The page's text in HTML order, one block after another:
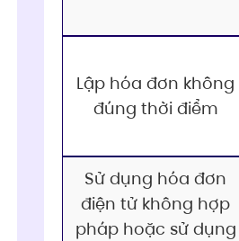
Lập hóa đơn không
đúng thời điểm
Sử dụng hóa đơn
điện tử không hợp
pháp hoặc sử dụng